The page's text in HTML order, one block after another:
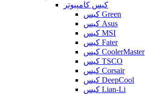
کیس کامپیوتر
کیس Green
کیس Asus
کیس MSI
کیس Fater
کیس CoolerMaster
کیس TSCO
کیس Corsair
کیس DeepCool
کیس Lian-Li